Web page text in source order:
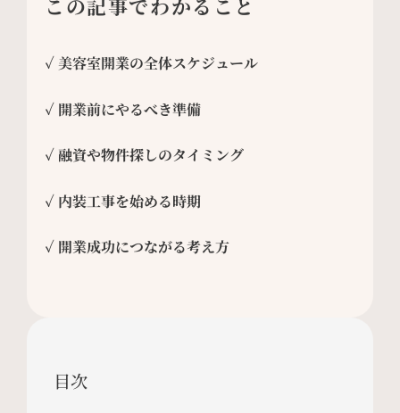
この記事でわかること
✓ 美容室開業の全体スケジュール
✓ 開業前にやるべき準備
✓ 融資や物件探しのタイミング
✓ 内装工事を始める時期
✓ 開業成功につながる考え方
目次